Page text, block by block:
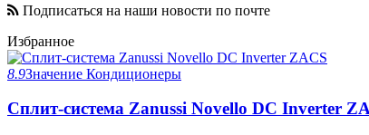
Подписаться на наши новости по почте
Избранное
8.9Значение Кондиционеры
Сплит-система Zanussi Novello DC Inverter